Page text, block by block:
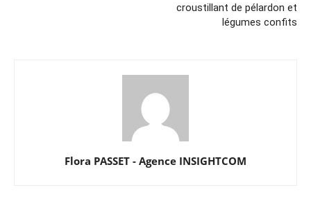
croustillant de pélardon et
légumes confits
Flora PASSET - Agence INSIGHTCOM